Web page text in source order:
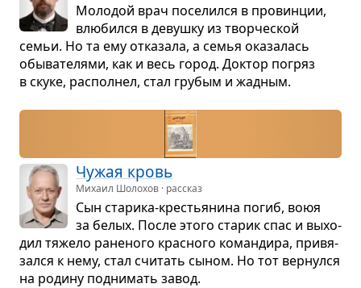
Моло­дой врач посе­лился в про­вин­ции,
влю­бился в девушку из твор­че­ской
семьи. Но та ему отка­зала, а семья ока­за­лась
обы­ва­те­лями, как и весь город. Док­тор погряз
в скуке, рас­пол­нел, стал гру­бым и жад­ным.
Чужая кровь
Михаил Шолохов · рассказ
Сын ста­рика-кре­стья­нина погиб, воюя
за белых. После этого ста­рик спас и выхо­
дил тяжело ране­ного крас­ного коман­дира, при­вя­
зался к нему, стал счи­тать сыном. Но тот вер­нулся
на родину под­ни­мать завод.